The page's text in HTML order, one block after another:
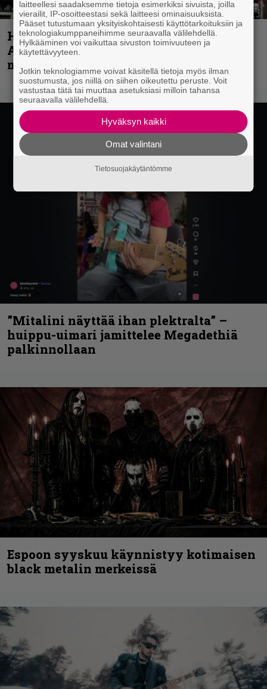
Hellsinki Metal Festival kuvina, osa 1 –
Accept, Carcass, Black Label Society ja
muita avauspäivän esiintyjiä
”Mitalini näyttää ihan plektralta” –
huippu-uimari jamittelee Megadethiä
palkinnollaan
Espoon syyskuu käynnistyy kotimaisen
black metalin merkeissä
laitteellesi saadaksemme tietoja esimerkiksi sivuista, joilla
vierailit, IP-osoitteestasi sekä laitteesi ominaisuuksista.
Pääset tutustumaan yksityiskohtaisesti käyttötarkoituksiin ja
teknologiakumppaneihimme seuraavalla välilehdellä.
Hylkääminen voi vaikuttaa sivuston toimivuuteen ja
käytettävyyteen.
Jotkin teknologiamme voivat käsitellä tietoja myös ilman
suostumusta, jos niillä on siihen oikeutettu peruste. Voit
vastustaa tätä tai muuttaa asetuksiasi milloin tahansa
seuraavalla välilehdellä.
Hyväksyn kaikki
Omat valintani
Tietosuojakäytäntömme